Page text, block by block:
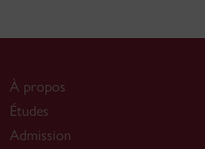
À propos
Études
Admission